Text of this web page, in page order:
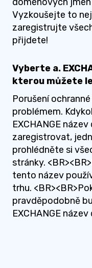
Vyzkoušejte to
zaregistrujte
přijdete!
Vyberte a.
kterou můžete
Porušení
problémem.
EXCHANGE
zaregistrovat,
prohlédněte si
stránky.
tento název
trhu.
pravděpodobně
EXCHANGE